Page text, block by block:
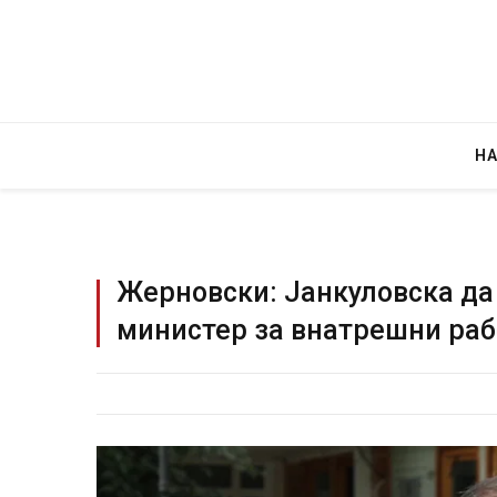
Жерновски: Јанкуловска
министер за внатрешни
Уште двајца починаа од